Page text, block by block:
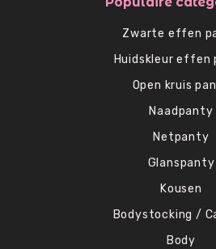
Zwarte effen
Huidskleur effen
Open kruis
Naadpanty
Netpanty
Glanspanty
Kousen
Bodystocking /
Body